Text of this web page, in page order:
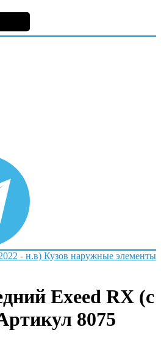
- н.в) Кузов наружные элементы
Exeed RX (c
8075